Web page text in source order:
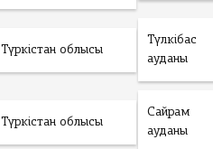
Түркістан облысы
Түлкібас
ауданы
Түркістан облысы
Сайрам
ауданы